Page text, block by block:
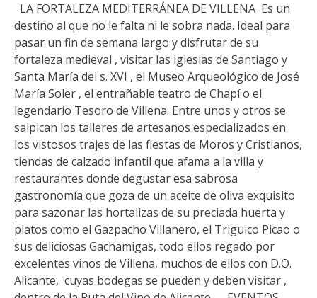
LA FORTALEZA MEDITERRÁNEA DE VILLENA Es un
destino al que no le falta ni le sobra nada. Ideal para
pasar un fin de semana largo y disfrutar de su
fortaleza medieval , visitar las iglesias de Santiago y
Santa María del s. XVI , el Museo Arqueológico de José
María Soler , el entrañable teatro de Chapí o el
legendario Tesoro de Villena. Entre unos y otros se
salpican los talleres de artesanos especializados en
los vistosos trajes de las fiestas de Moros y Cristianos,
tiendas de calzado infantil que afama a la villa y
restaurantes donde degustar esa sabrosa
gastronomía que goza de un aceite de oliva exquisito
para sazonar las hortalizas de su preciada huerta y
platos como el Gazpacho Villanero, el Triguico Picao o
sus deliciosas Gachamigas, todo ellos regado por
excelentes vinos de Villena, muchos de ellos con D.O.
Alicante, cuyas bodegas se pueden y deben visitar ,